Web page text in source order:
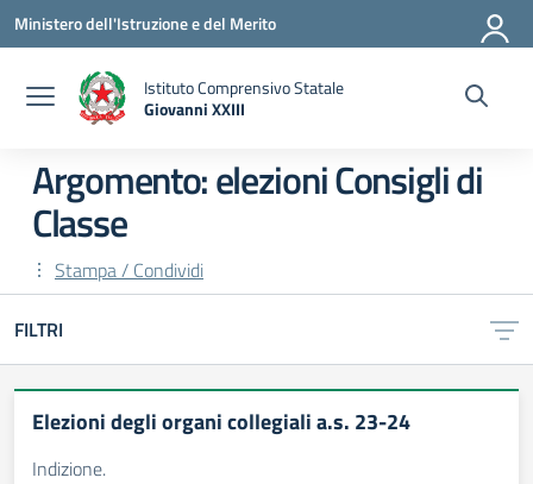
Vai ai contenuti
Vai al menu di navigazione
Vai al footer
Ministero dell'Istruzione e del Merito
Istituto Comprensivo Statale
Giovanni XXIII
Argomento: elezioni Consigli di
Classe
Stampa / Condividi
FILTRI
Elezioni degli organi collegiali a.s. 23-24
Indizione.